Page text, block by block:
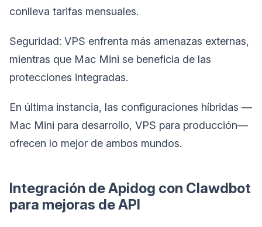
conlleva tarifas mensuales.
Seguridad: VPS enfrenta más amenazas externas,
mientras que Mac Mini se beneficia de las
protecciones integradas.
En última instancia, las configuraciones híbridas —
Mac Mini para desarrollo, VPS para producción—
ofrecen lo mejor de ambos mundos.
Integración de Apidog con Clawdbot
para mejoras de API